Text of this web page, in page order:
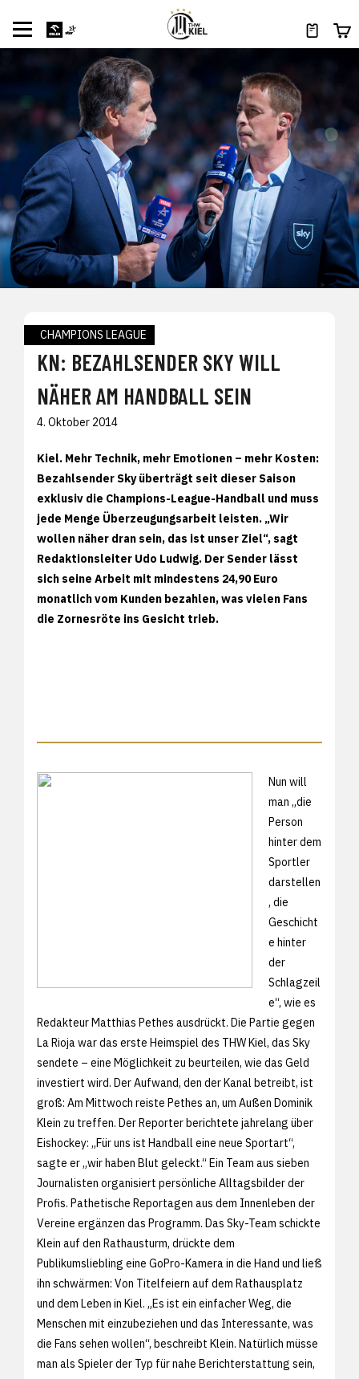
CHAMPIONS LEAGUE
KN: BEZAHLSENDER SKY WILL
NÄHER AM HANDBALL SEIN
4. Oktober 2014
Kiel. Mehr Technik, mehr Emotionen – mehr Kosten:
Bezahlsender Sky überträgt seit dieser Saison
exklusiv die Champions-League-Handball und muss
jede Menge Überzeugungsarbeit leisten. „Wir
wollen näher dran sein, das ist unser Ziel“, sagt
Redaktionsleiter Udo Ludwig. Der Sender lässt
sich seine Arbeit mit mindestens 24,90 Euro
monatlich vom Kunden bezahlen, was vielen Fans
die Zornesröte ins Gesicht trieb.
Nun will
man „die
Person
hinter dem
Sportler
darstellen
, die
Geschicht
e hinter
der
Schlagzeil
e“, wie es
Redakteur Matthias Pethes ausdrückt. Die Partie gegen
La Rioja war das erste Heimspiel des THW Kiel, das Sky
sendete – eine Möglichkeit zu beurteilen, wie das Geld
investiert wird. Der Aufwand, den der Kanal betreibt, ist
groß: Am Mittwoch reiste Pethes an, um Außen Dominik
Klein zu treffen. Der Reporter berichtete jahrelang über
Eishockey: „Für uns ist Handball eine neue Sportart“,
sagte er „wir haben Blut geleckt.“ Ein Team aus sieben
Journalisten organisiert persönliche Alltagsbilder der
Profis. Pathetische Reportagen aus dem Innenleben der
Vereine ergänzen das Programm. Das Sky-Team schickte
Klein auf den Rathausturm, drückte dem
Publikumsliebling eine GoPro-Kamera in die Hand und ließ
ihn schwärmen: Von Titelfeiern auf dem Rathausplatz
und dem Leben in Kiel. „Es ist ein einfacher Weg, die
Menschen mit einzubeziehen und das Interessante, was
die Fans sehen wollen“, beschreibt Klein. Natürlich müsse
man als Spieler der Typ für nahe Berichterstattung sein,